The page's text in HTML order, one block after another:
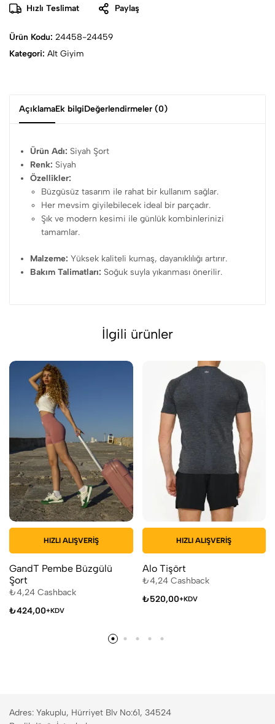
Hızlı Teslimat Paylaş
Ürün Kodu: 24458-24459
Kategori: Alt Giyim
AçıklamaEk bilgiDeğerlendirmeler (0)
Ürün Adı: Siyah Şort
Renk: Siyah
Özellikler:
Büzgüsüz tasarım ile rahat bir kullanım sağlar.
Her mevsim giyilebilecek ideal bir parçadır.
Şık ve modern kesimi ile günlük kombinlerinizi
tamamlar.
Malzeme: Yüksek kaliteli kumaş, dayanıklılığı artırır.
Bakım Talimatları: Soğuk suyla yıkanması önerilir.
İlgili ürünler
HIZLI ALIŞVERIŞ
GandT Pembe Büzgülü
Şort
₺4,24 Cashback
₺424,00+KDV
HIZLI ALIŞVERIŞ
Alo Tişört
₺4,24Cashback
₺520,00+KDV
Adres: Yakuplu, Hürriyet Blv No:61, 34524